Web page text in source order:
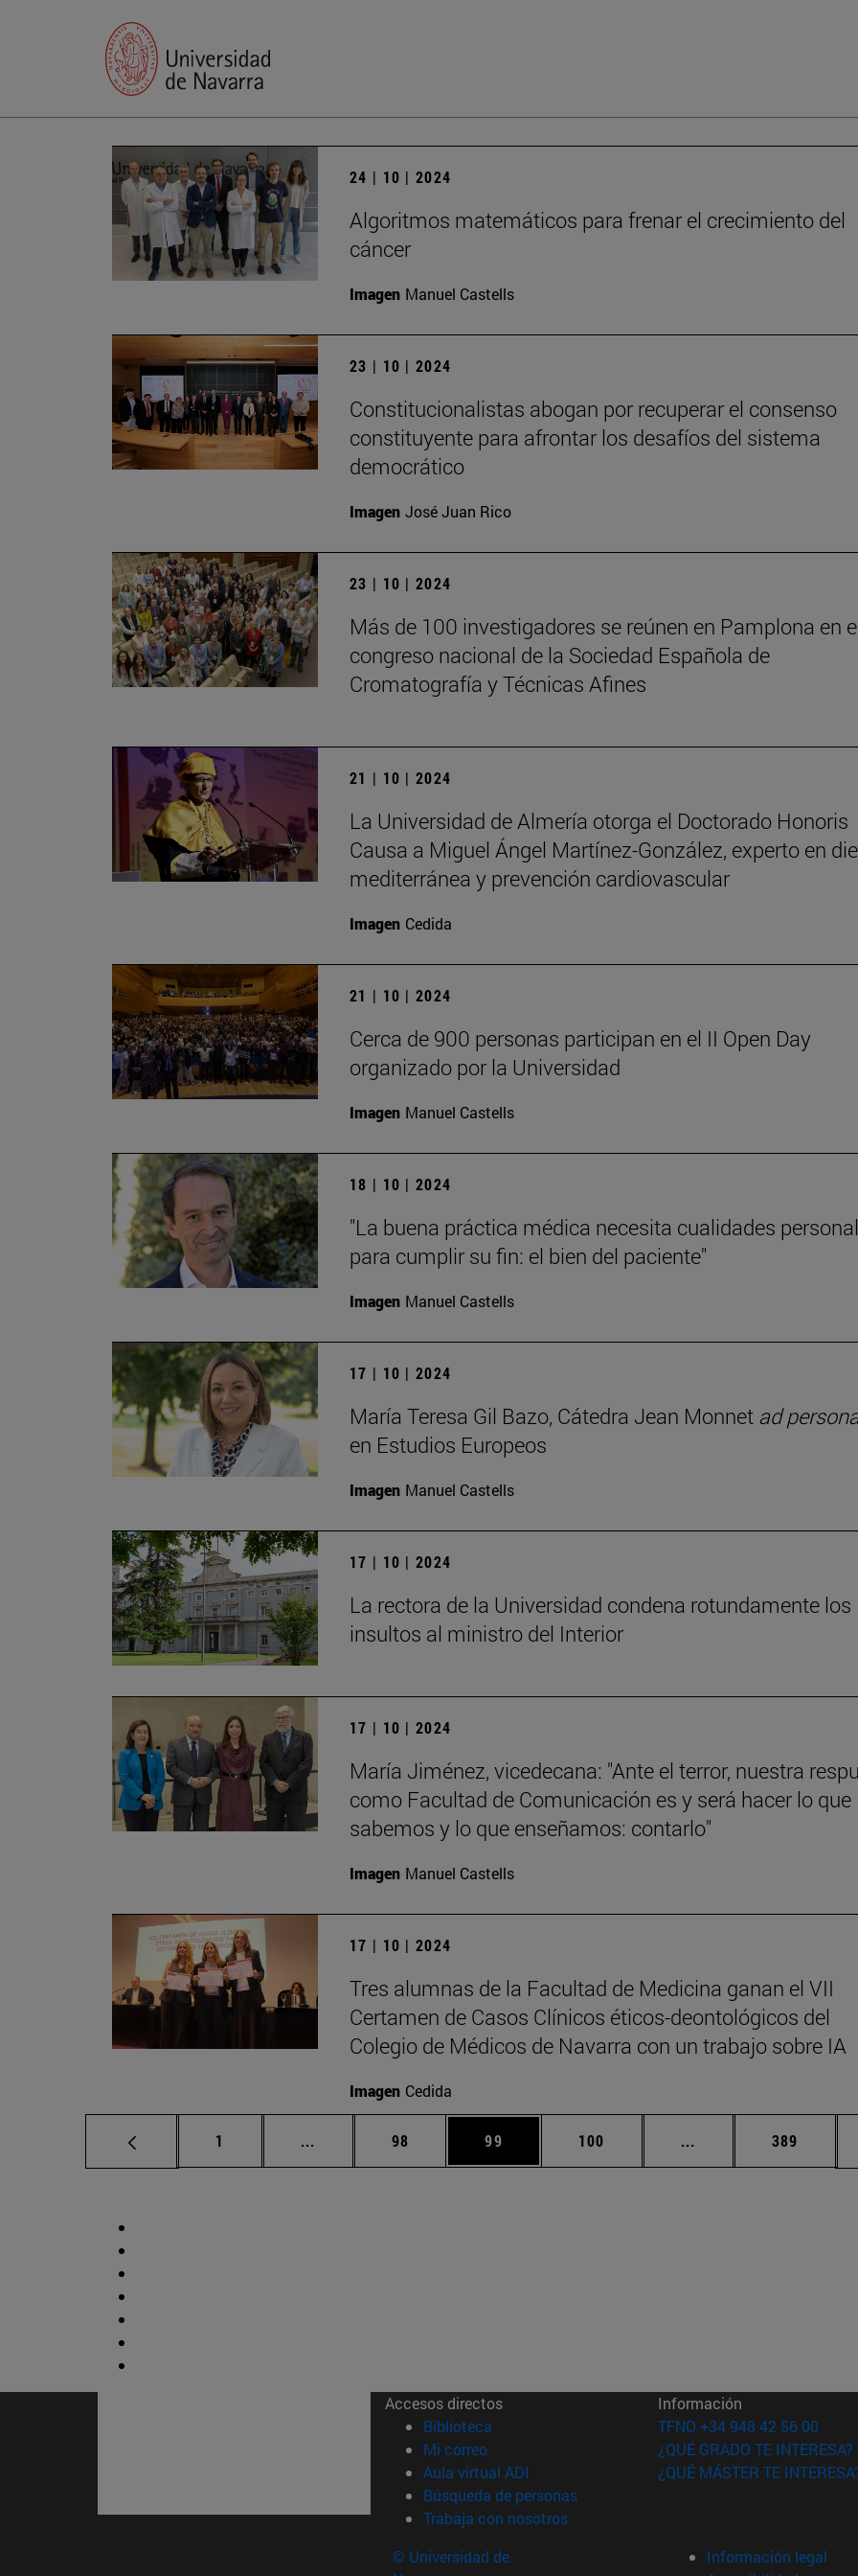
24 | 10 | 2024
Algoritmos matemáticos para frenar el crecimiento del
cáncer
Imagen Manuel Castells
23 | 10 | 2024
Constitucionalistas abogan por recuperar el consenso
constituyente para afrontar los desafíos del sistema
democrático
Imagen José Juan Rico
23 | 10 | 2024
Más de 100 investigadores se reúnen en Pamplona en
congreso nacional de la Sociedad Española de
Cromatografía y Técnicas Afines
21 | 10 | 2024
La Universidad de Almería otorga el Doctorado Honoris
Causa a Miguel Ángel Martínez-González, experto en
mediterránea y prevención cardiovascular
Imagen Cedida
21 | 10 | 2024
Cerca de 900 personas participan en el II Open Day
organizado por la Universidad
Imagen Manuel Castells
18 | 10 | 2024
"La buena práctica médica necesita cualidades
para cumplir su fin: el bien del paciente"
Imagen Manuel Castells
17 | 10 | 2024
María Teresa Gil Bazo, Cátedra Jean Monnet ad
en Estudios Europeos
Imagen Manuel Castells
17 | 10 | 2024
La rectora de la Universidad condena rotundamente los
insultos al ministro del Interior
17 | 10 | 2024
María Jiménez, vicedecana: "Ante el terror, nuestra
como Facultad de Comunicación es y será hacer lo que
sabemos y lo que enseñamos: contarlo"
Imagen Manuel Castells
17 | 10 | 2024
Tres alumnas de la Facultad de Medicina ganan el VII
Certamen de Casos Clínicos éticos-deontológicos del
Colegio de Médicos de Navarra con un trabajo sobre IA
Imagen Cedida
Página
1 ... Páginas intermedias Use TAB para desplazarse.
Página
98 Página
99 Página
100 ... Páginas intermedias
Página
389
Accesos directos
Biblioteca (abre en nueva ventana)
Mi correo(abre en nueva ventana)
Aula virtual ADI (abre en nueva ventana)
Búsqueda de personas(abre en nueva ventana)
Trabaja con nosotros(abre en nueva ventana)
Información
TFNO +34 948 42 56 00
¿QUÉ GRADO TE INTERESA?
¿QUÉ MÁSTER TE
© Universidad de
Información legal